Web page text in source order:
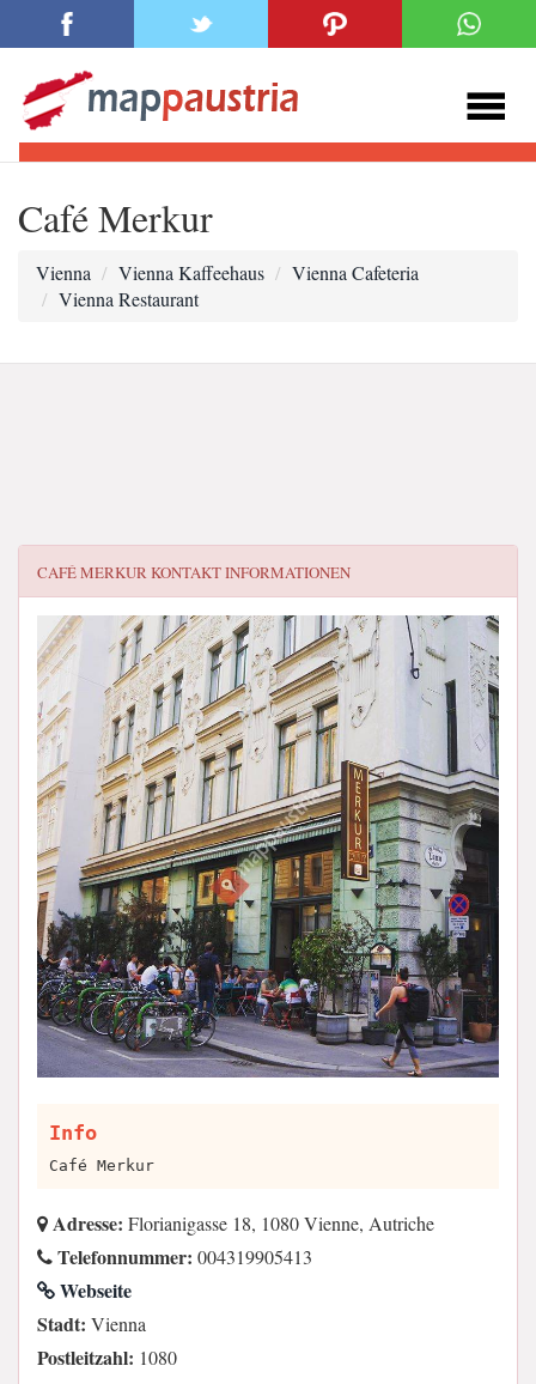
Café Merkur
Vienna Vienna Kaffeehaus
Vienna Cafeteria
Vienna Restaurant
CAFÉ MERKURKONTAKT INFORMATIONEN
Info
Café Merkur
Adresse: Florianigasse 18, 1080 Vienne, Autriche
Telefonnummer: 004319905413
Webseite
Stadt: Vienna
Postleitzahl: 1080